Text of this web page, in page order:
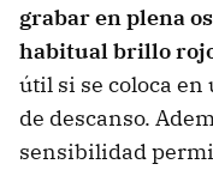
grabar en plena
habitual brillo
útil si se coloca
de descanso.
sensibilidad